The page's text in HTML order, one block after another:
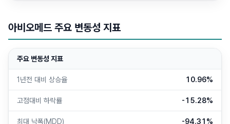
아비오메드 주요 변동성 지표
주요 변동성 지표
1년전 대비 상승율 10.96%
고점대비 하락률 -15.28%
최대 낙폭(MDD) -94.31%